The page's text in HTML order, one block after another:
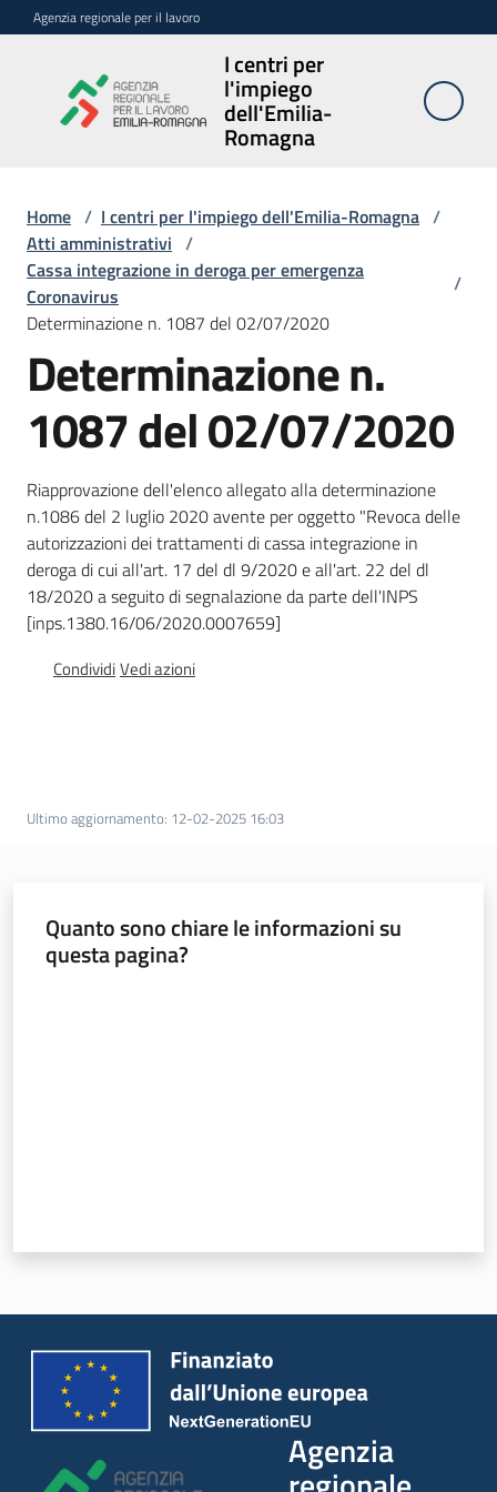
Vai al contenuto
Vai alla navigazione
Vai al footer
Agenzia regionale per il lavoro
I centri per
l'impiego
dell'Emilia-
Romagna
I centri per
l'impiego
dell'Emilia-
Romagna
Sedi
e
contatti
Avvisi
Atti
amministrativi
Menu selezionato
Agenzia
regionale
lavoro
Home / I centri per l'impiego dell'Emilia-Romagna /
Atti amministrativi /
Cassa integrazione in deroga per emergenza
Coronavirus
/
Determinazione n. 1087 del 02/07/2020
Determinazione n.
1087 del 02/07/2020
Riapprovazione dell'elenco allegato alla determinazione
n.1086 del 2 luglio 2020 avente per oggetto "Revoca delle
autorizzazioni dei trattamenti di cassa integrazione in
deroga di cui all'art. 17 del dl 9/2020 e all'art. 22 del dl
18/2020 a seguito di segnalazione da parte dell'INPS
[inps.1380.16/06/2020.0007659]
CondividiVedi azioni
Ultimo aggiornamento: 12-02-2025 16:03
Quanto sono chiare le informazioni su
questa pagina?
Agenzia